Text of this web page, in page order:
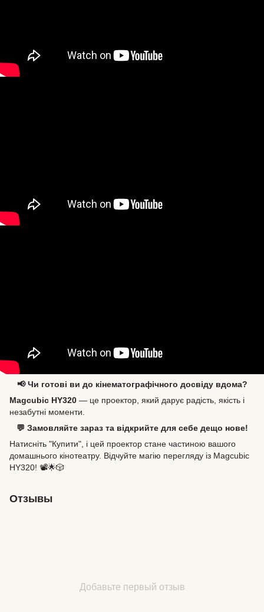
📢 Чи готові ви до кінематографічного досвіду вдома?
Magcubic HY320 — це проектор, який дарує радість, якість і
незабутні моменти.
💬 Замовляйте зараз та відкрийте для себе дещо нове!
Натисніть "Купити", і цей проектор стане частиною вашого
домашнього кінотеатру. Відчуйте магію перегляду із Magcubic
HY320! 📽️🌟🎲
Отзывы
Добавьте первый отзыв